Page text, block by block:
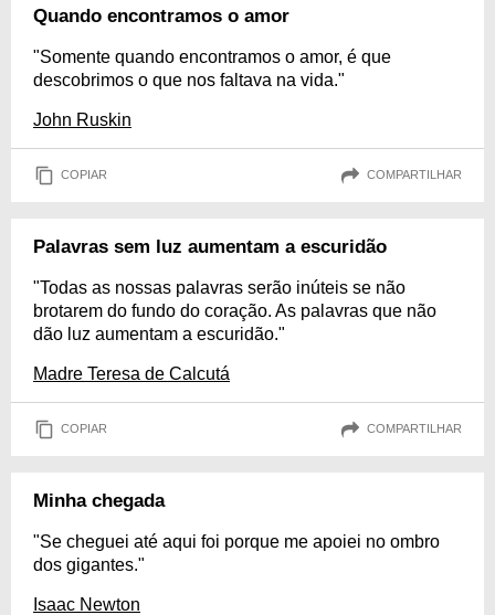
Quando encontramos o amor
"Somente quando encontramos o amor, é que
descobrimos o que nos faltava na vida."
John Ruskin
COPIAR COMPARTILHAR
Palavras sem luz aumentam a escuridão
"Todas as nossas palavras serão inúteis se não
brotarem do fundo do coração. As palavras que não
dão luz aumentam a escuridão."
Madre Teresa de Calcutá
COPIAR COMPARTILHAR
Minha chegada
"Se cheguei até aqui foi porque me apoiei no ombro
dos gigantes."
Isaac Newton